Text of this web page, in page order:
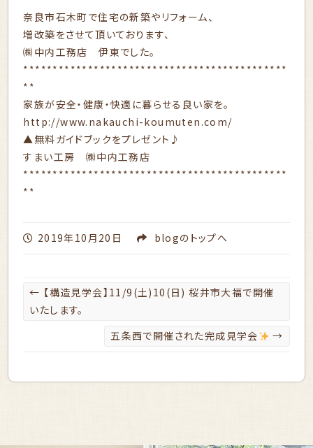
奈良市石木町で住宅の新築やリフォーム、
増改築をさせて頂いております、
㈱中内工務店 伊東でした。
*********************************************
**
家族が安全・健康・快適に暮らせる良い家を。
http://www.nakauchi-koumuten.com/
▲無料ガイドブックをプレゼント♪
すまい工房 ㈱中内工務店
*********************************************
**
2019年10月20日 blogのトップへ
← 【構造見学会】11/9(土)10(日) 桜井市大福で開催
いたします。
五条西で開催された完成見学会
→